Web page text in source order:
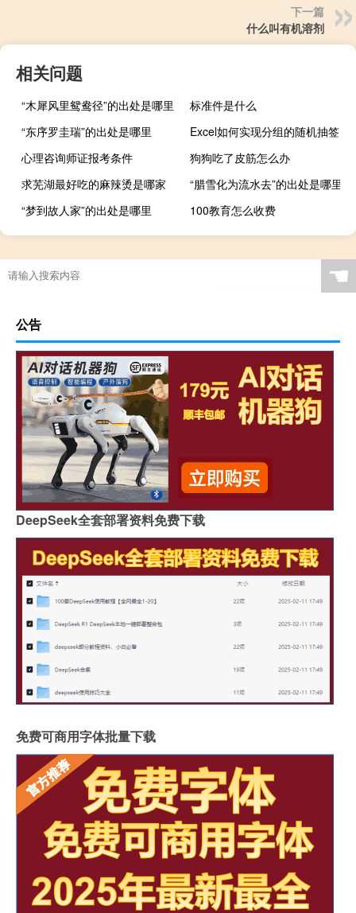
下一篇
什么叫有机溶剂
相关问题
“木犀风里鸳鸯径”的出处是哪里
标准件是什么
“东序罗圭瑞”的出处是哪里
Excel如何实现分组的随机抽签
心理咨询师证报考条件
狗狗吃了皮筋怎么办
求芜湖最好吃的麻辣烫是哪家
“腊雪化为流水去”的出处是哪里
“梦到故人家”的出处是哪里
100教育怎么收费
☚
公告
DeepSeek全套部署资料免费下载
免费可商用字体批量下载